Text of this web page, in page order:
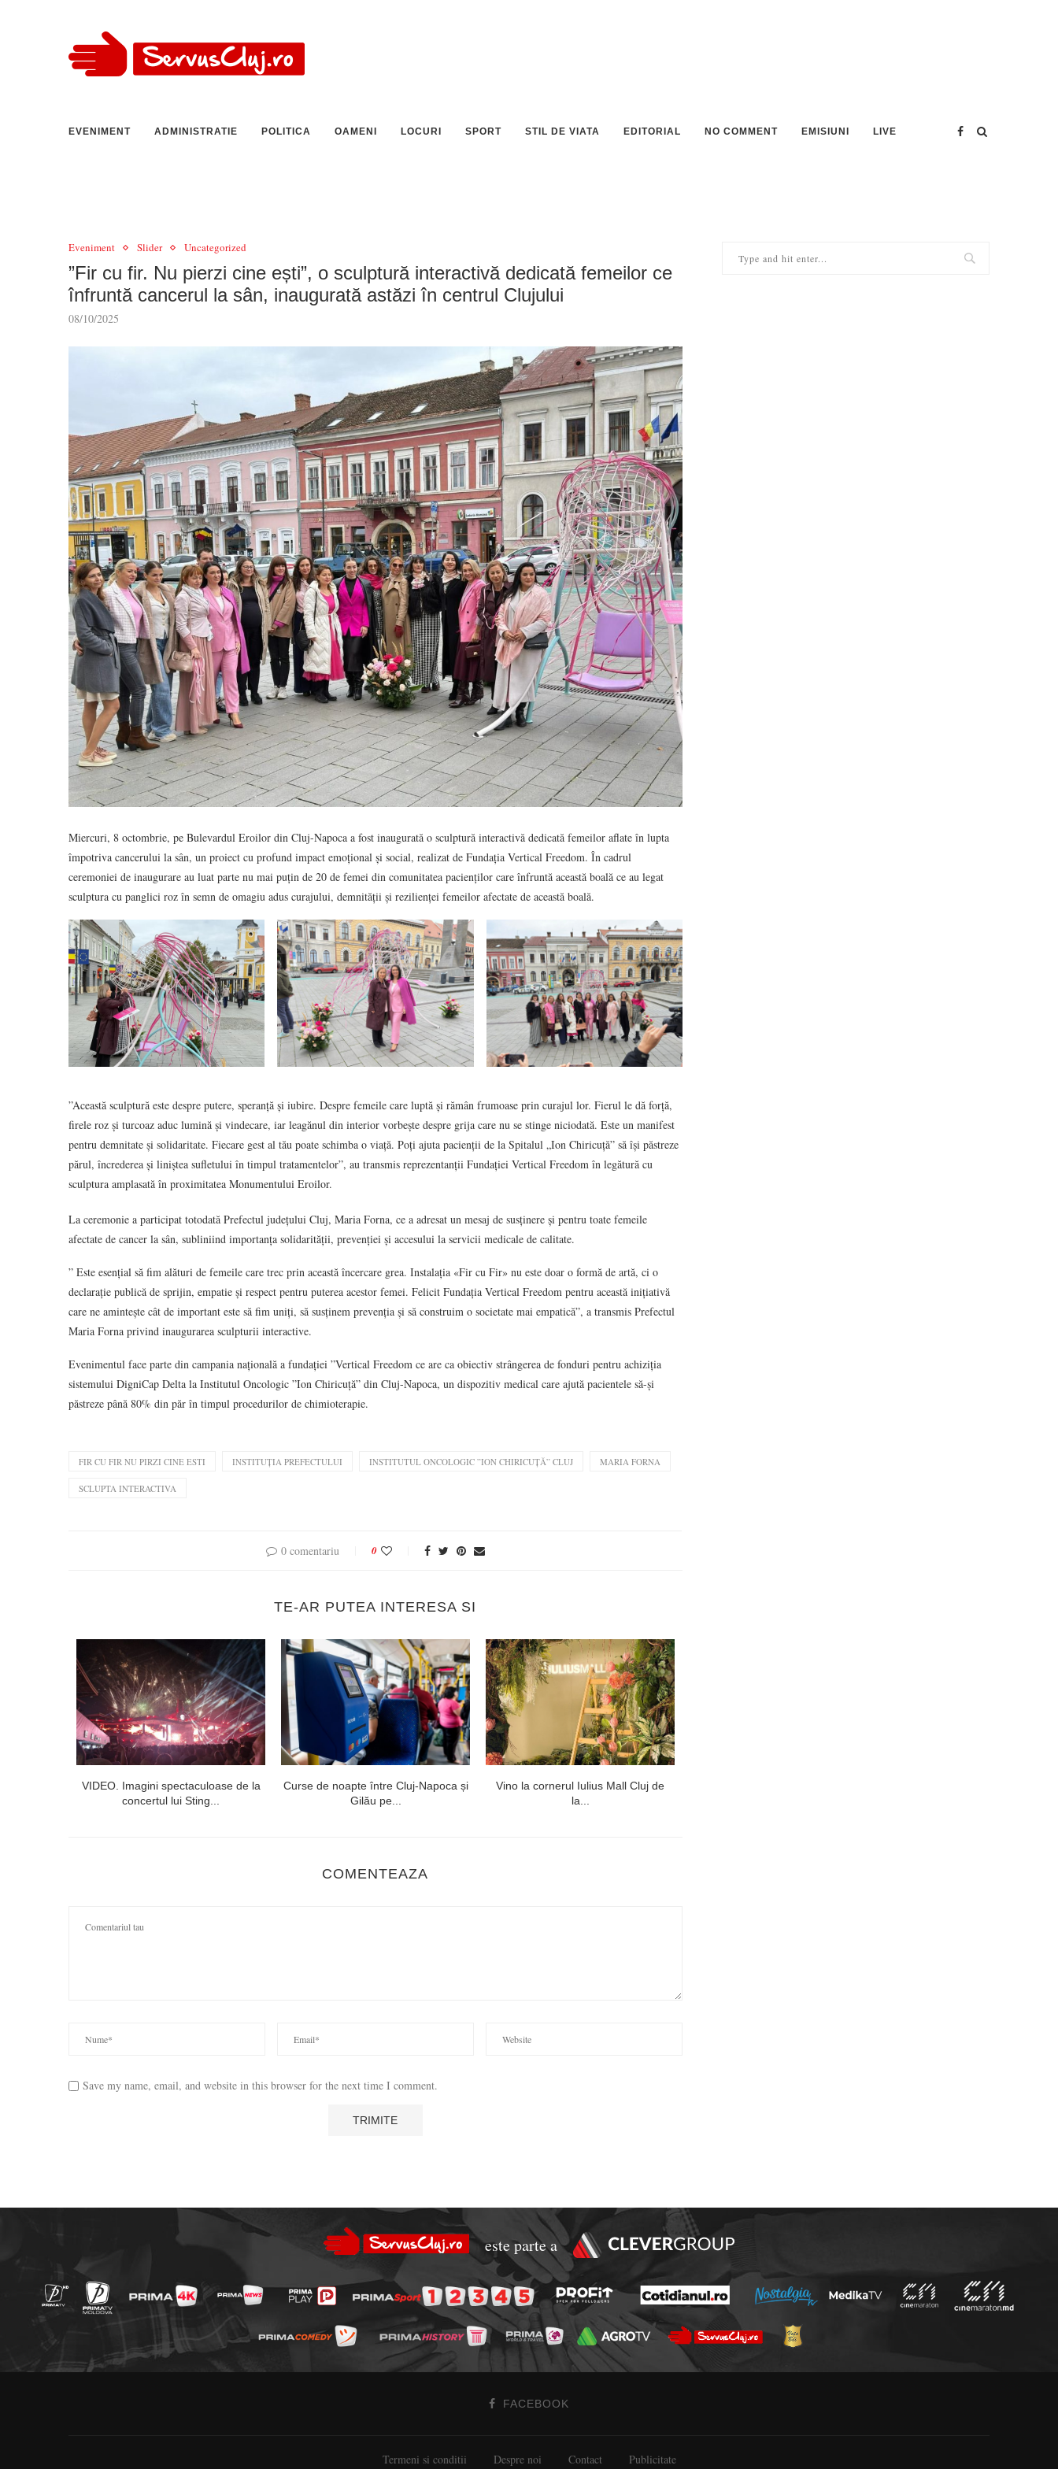
EVENIMENT ADMINISTRATIE POLITICA OAMENI LOCURI SPORT STIL DE VIATA EDITORIAL NO COMMENT EMISIUNI LIVE
Eveniment Slider Uncategorized
”Fir cu fir. Nu pierzi cine ești”, o sculptură interactivă dedicată femeilor ce
înfruntă cancerul la sân, inaugurată astăzi în centrul Clujului
08/10/2025
Miercuri, 8 octombrie, pe Bulevardul Eroilor din Cluj-Napoca a fost inaugurată o sculptură interactivă dedicată femeilor aflate în lupta
împotriva cancerului la sân, un proiect cu profund impact emoțional și social, realizat de Fundația Vertical Freedom. În cadrul
ceremoniei de inaugurare au luat parte nu mai puțin de 20 de femei din comunitatea pacienților care înfruntă această boală ce au legat
sculptura cu panglici roz în semn de omagiu adus curajului, demnității și rezilienței femeilor afectate de această boală.
”Această sculptură este despre putere, speranță și iubire. Despre femeile care luptă și rămân frumoase prin curajul lor. Fierul le dă forță,
firele roz și turcoaz aduc lumină și vindecare, iar leagănul din interior vorbește despre grija care nu se stinge niciodată. Este un manifest
pentru demnitate și solidaritate. Fiecare gest al tău poate schimba o viață. Poți ajuta pacienții de la Spitalul „Ion Chiricuță” să își păstreze
părul, încrederea și liniștea sufletului în timpul tratamentelor”, au transmis reprezentanții Fundației Vertical Freedom în legătură cu
sculptura amplasată în proximitatea Monumentului Eroilor.
La ceremonie a participat totodată Prefectul județului Cluj, Maria Forna, ce a adresat un mesaj de susținere și pentru toate femeile
afectate de cancer la sân, subliniind importanța solidarității, prevenției și accesului la servicii medicale de calitate.
” Este esențial să fim alături de femeile care trec prin această încercare grea. Instalația «Fir cu Fir» nu este doar o formă de artă, ci o
declarație publică de sprijin, empatie și respect pentru puterea acestor femei. Felicit Fundația Vertical Freedom pentru această inițiativă
care ne amintește cât de important este să fim uniți, să susținem prevenția și să construim o societate mai empatică”, a transmis Prefectul
Maria Forna privind inaugurarea sculpturii interactive.
Evenimentul face parte din campania națională a fundației ”Vertical Freedom ce are ca obiectiv strângerea de fonduri pentru achiziția
sistemului DigniCap Delta la Institutul Oncologic ”Ion Chiricuță” din Cluj-Napoca, un dispozitiv medical care ajută pacientele să-și
păstreze până 80% din păr în timpul procedurilor de chimioterapie.
FIR CU FIR NU PIRZI CINE ESTI INSTITUȚIA PREFECTULUI INSTITUTUL ONCOLOGIC ”ION CHIRICUȚĂ” CLUJ MARIA FORNA
SCLUPTA INTERACTIVA
0 comentariu 0
TE-AR PUTEA INTERESA SI
VIDEO. Imagini spectaculoase de la
concertul lui Sting...
Curse de noapte între Cluj-Napoca și
Gilău pe...
Vino la cornerul Iulius Mall Cluj de
la...
COMENTEAZA
Save my name, email, and website in this browser for the next time I comment.
este parte a
FACEBOOK
Termeni si conditii Despre noi Contact Publicitate